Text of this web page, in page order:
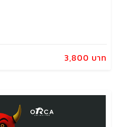
3,800 บาท